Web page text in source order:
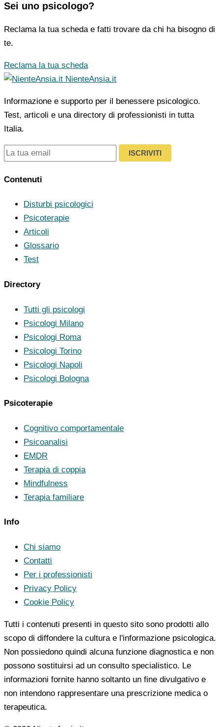
Sei uno psicologo?
Reclama la tua scheda e fatti trovare da chi ha bisogno di
te.
Reclama la tua scheda
NienteAnsia.it
Informazione e supporto per il benessere psicologico.
Test, articoli e una directory di professionisti in tutta
Italia.
ISCRIVITI
Contenuti
Disturbi psicologici
Psicoterapie
Articoli
Glossario
Test
Directory
Tutti gli psicologi
Psicologi Milano
Psicologi Roma
Psicologi Torino
Psicologi Napoli
Psicologi Bologna
Psicoterapie
Cognitivo comportamentale
Psicoanalisi
EMDR
Terapia di coppia
Mindfulness
Terapia familiare
Info
Chi siamo
Contatti
Per i professionisti
Privacy Policy
Cookie Policy
Tutti i contenuti presenti in questo sito sono prodotti allo
scopo di diffondere la cultura e l'informazione psicologica.
Non possiedono quindi alcuna funzione diagnostica e non
possono sostituirsi ad un consulto specialistico. Le
informazioni fornite hanno soltanto un fine divulgativo e
non intendono rappresentare una prescrizione medica o
terapeutica.